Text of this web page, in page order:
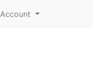
Account